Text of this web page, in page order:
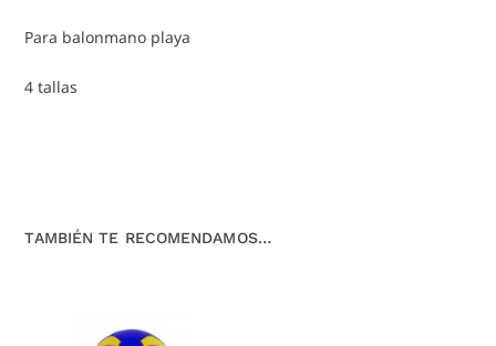
Para balonmano playa
4 tallas
TAMBIÉN TE RECOMENDAMOS…